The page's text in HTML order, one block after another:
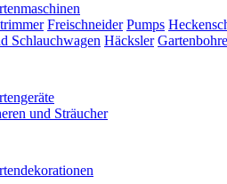
Freischneider Pumps
Schlauchwagen Häcksler
und Sträucher